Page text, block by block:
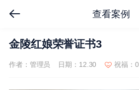
查看案例
金陵红娘荣誉证书3
作者：管理员 日期：12.30 祝福：0